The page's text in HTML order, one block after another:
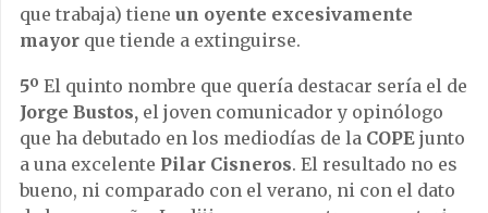
que trabaja) tiene un oyente excesivamente
mayor que tiende a extinguirse.
5º El quinto nombre que quería destacar sería el de
Jorge Bustos, el joven comunicador y opinólogo
que ha debutado en los mediodías de la COPE junto
a una excelente Pilar Cisneros. El resultado no es
bueno, ni comparado con el verano, ni con el dato